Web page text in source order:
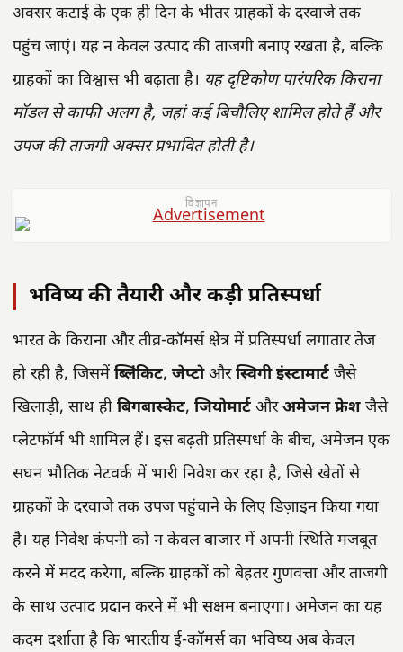
अक्सर कटाई के एक ही दिन के भीतर ग्राहकों के दरवाजे तक
पहुंच जाएं। यह न केवल उत्पाद की ताजगी बनाए रखता है, बल्कि
ग्राहकों का विश्वास भी बढ़ाता है। यह दृष्टिकोण पारंपरिक किराना
मॉडल से काफी अलग है, जहां कई बिचौलिए शामिल होते हैं और
उपज की ताजगी अक्सर प्रभावित होती है।
विज्ञापन
भविष्य की तैयारी और कड़ी प्रतिस्पर्धा
भारत के किराना और तीव्र-कॉमर्स क्षेत्र में प्रतिस्पर्धा लगातार तेज
हो रही है, जिसमें ब्लिंकिट, जेप्टोऔरस्विगी इंस्टामार्ट जैसे
खिलाड़ी, साथ ही बिगबास्केट, जियोमार्ट औरअमेजन फ्रेश जैसे
प्लेटफॉर्म भी शामिल हैं। इस बढ़ती प्रतिस्पर्धा के बीच, अमेजन एक
सघन भौतिक नेटवर्क में भारी निवेश कर रहा है, जिसे खेतों से
ग्राहकों के दरवाजे तक उपज पहुंचाने के लिए डिज़ाइन किया गया
है। यह निवेश कंपनी को न केवल बाजार में अपनी स्थिति मजबूत
करने में मदद करेगा, बल्कि ग्राहकों को बेहतर गुणवत्ता और ताजगी
के साथ उत्पाद प्रदान करने में भी सक्षम बनाएगा। अमेजन का यह
कदम दर्शाता है कि भारतीय ई-कॉमर्स का भविष्य अब केवल